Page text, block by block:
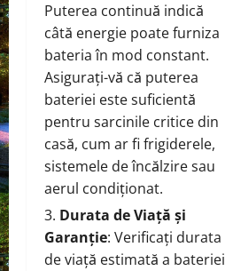
Puterea continuă indică
câtă energie poate furniza
bateria în mod constant.
Asigurați-vă că puterea
bateriei este suficientă
pentru sarcinile critice din
casă, cum ar fi frigiderele,
sistemele de încălzire sau
aerul condiționat.
Durata de Viață și
Garanție: Verificați durata
de viață estimată a bateriei